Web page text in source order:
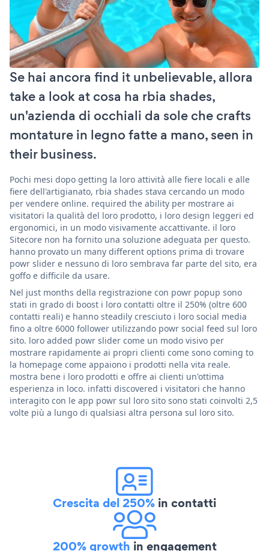
Se hai ancora find it unbelievable, allora
take a look at cosa ha rbia shades,
un'azienda di occhiali da sole che crafts
montature in legno fatte a mano, seen in
their business.
Pochi mesi dopo getting la loro attività alle fiere locali e alle
fiere dell'artigianato, rbia shades stava cercando un modo
per vendere online. required the ability per mostrare ai
visitatori la qualità del loro prodotto, i loro design leggeri ed
ergonomici, in un modo visivamente accattivante. il loro
Sitecore non ha fornito una soluzione adeguata per questo.
hanno provato un many different options prima di trovare
powr slider e nessuno di loro sembrava far parte del sito, era
goffo e difficile da usare.
Nel just months della registrazione con powr popup sono
stati in grado di boost i loro contatti oltre il 250% (oltre 600
contatti reali) e hanno steadily cresciuto i loro social media
fino a oltre 6000 follower utilizzando powr social feed sul loro
sito. loro added powr slider come un modo visivo per
mostrare rapidamente ai propri clienti come sono coming to
la homepage come appaiono i prodotti nella vita reale.
mostra bene i loro prodotti e offre ai clienti un'ottima
esperienza in loco. infatti discovered i visitatori che hanno
interagito con le app powr sul loro sito sono stati coinvolti 2,5
volte più a lungo di qualsiasi altra persona sul loro sito.
Crescita del 250% in contatti
200% growth in engagement